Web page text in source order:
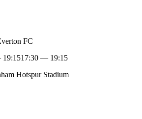
FC
19:1517:30 — 19:15
Hotspur Stadium